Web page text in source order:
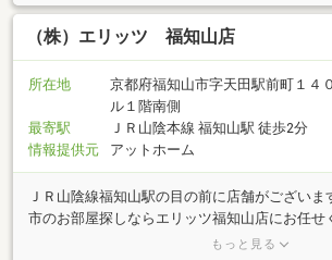
（株）エリッツ 福知山店
所在地
京都府福知山市字天田駅前町１４
ル１階南側
最寄駅
ＪＲ山陰本線 福知山駅 徒歩2分
情報提供元
アットホーム
ＪＲ山陰線福知山駅の目の前に店舗がござい
市のお部屋探しならエリッツ福知山店にお任せ
方、単身の方、学生の方など多数物件を取り揃
もっと見る